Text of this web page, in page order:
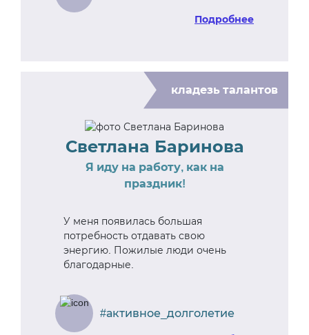
Подробнее
кладезь талантов
Светлана Баринова
Я иду на работу, как на
праздник!
У меня появилась большая
потребность отдавать свою
энергию. Пожилые люди очень
благодарные.
#активное_долголетие